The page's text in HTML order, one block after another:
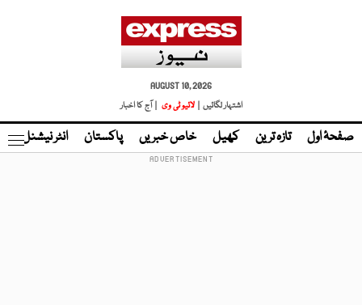
AUGUST 10, 2026
اشتہار لگائیں |
لائیو ٹی وی | آج کا اخبار
صفحۂ اول تازہ ترین کھیل خاص خبریں پاکستان انٹر نیشنل